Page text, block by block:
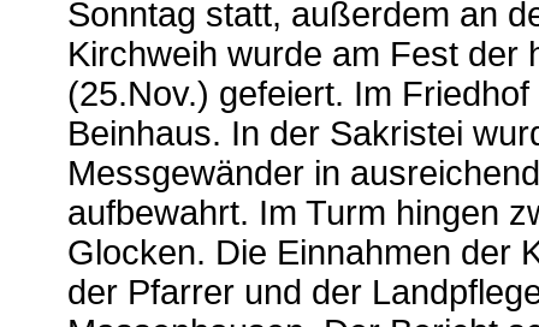
Sonntag statt, außerdem an
Kirchweih wurde am Fest der
(25.Nov.) gefeiert. Im
Beinhaus. In der Sakristei
Messgewänder in
aufbewahrt. Im Turm hingen
Glocken. Die Einnahmen der
der Pfarrer und der